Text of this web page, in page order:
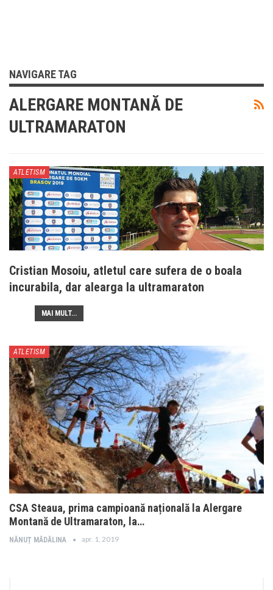
NAVIGARE TAG
ALERGARE MONTANĂ DE
ULTRAMARATON
ATLETISM
Cristian Mosoiu, atletul care sufera de o boala
incurabila, dar alearga la ultramaraton
MAI MULT...
ATLETISM
CSA Steaua, prima campioană națională la Alergare
Montană de Ultramaraton, la…
NĂNUȚ MĂDĂLINA apr. 1, 2019